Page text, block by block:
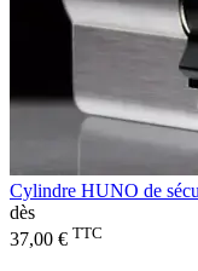
Cylindre HUNO de
dès
37,00 € TTC